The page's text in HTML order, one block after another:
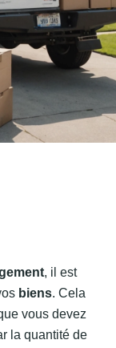
, il est
biens. Cela
vous devez
la quantité de